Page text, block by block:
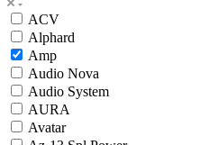
ACV
Alphard
Amp
Audio Nova
Audio System
AURA
Avatar